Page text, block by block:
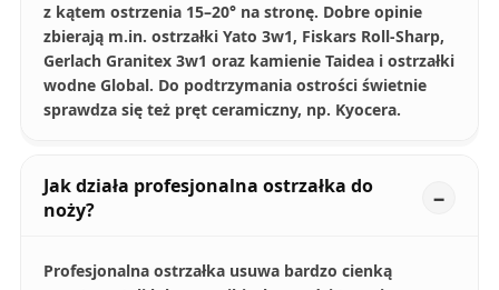
z kątem ostrzenia 15–20° na stronę. Dobre opinie
zbierają m.in. ostrzałki Yato 3w1, Fiskars Roll‑Sharp,
Gerlach Granitex 3w1 oraz kamienie Taidea i ostrzałki
wodne Global. Do podtrzymania ostrości świetnie
sprawdza się też pręt ceramiczny, np. Kyocera.
Jak działa profesjonalna ostrzałka do
noży?
Profesjonalna ostrzałka usuwa bardzo cienką